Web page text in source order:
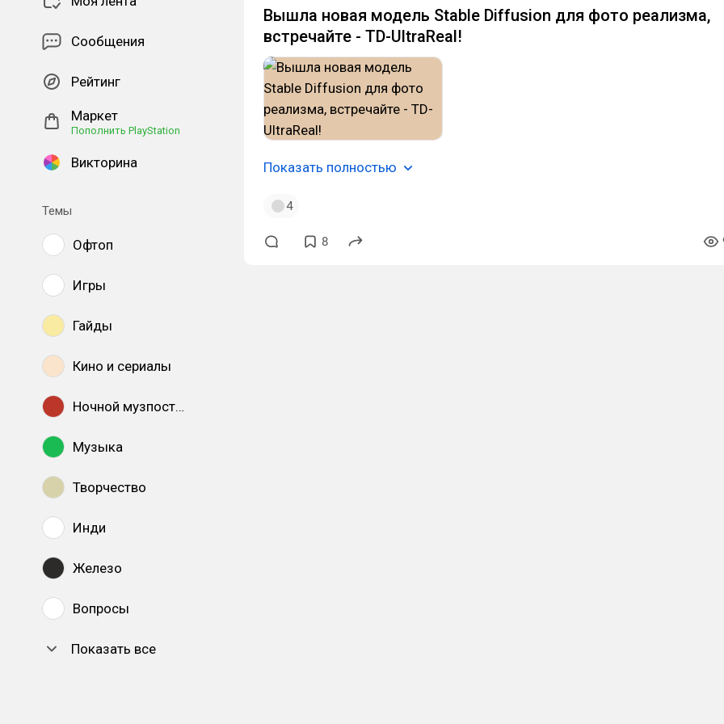
Сообщения
Рейтинг
Маркет
Пополнить PlayStation
Викторина
Темы
Офтоп
Игры
Гайды
Кино и сериалы
Ночной музпостинг
Музыка
Творчество
Инди
Железо
Вопросы
Показать все
Вышла новая модель Stable Diffusion для фото реализма,
встречайте - TD-UltraReal!⁠⁠
Показать полностью
4
8